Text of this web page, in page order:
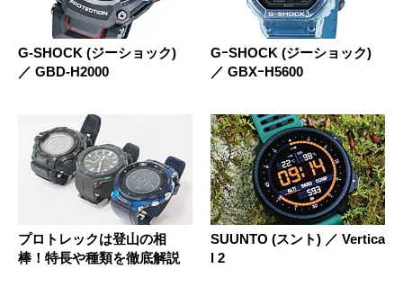
G-SHOCK (ジーショック)
／ GBD-H2000
GｰSHOCK (ジーショック)
／ GBXｰH5600
プロトレックは登山の相
棒！特長や種類を徹底解説
SUUNTO (スント) ／ Vertica
l 2